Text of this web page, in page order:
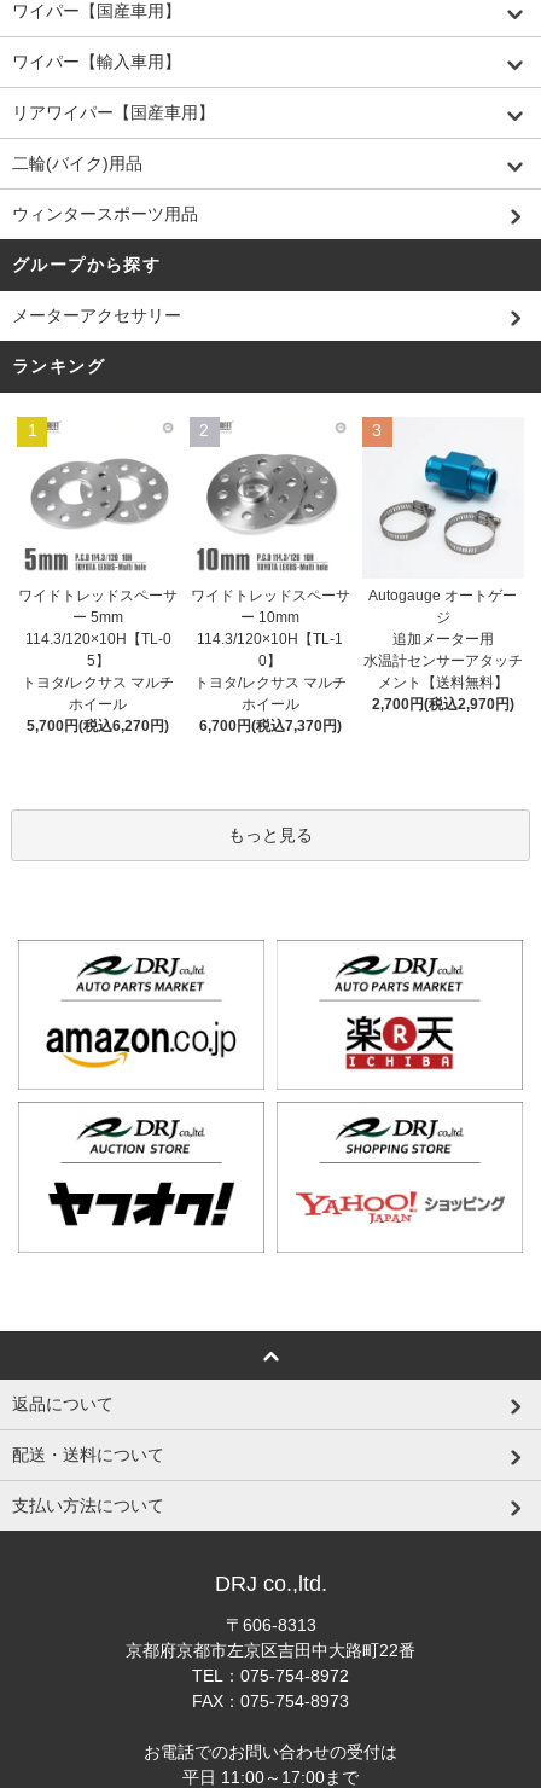
ワイパー【国産車用】
ワイパー【輸入車用】
リアワイパー【国産車用】
二輪(バイク)用品
ウィンタースポーツ用品
グループから探す
メーターアクセサリー
ランキング
1
ワイドトレッドスペーサ
ー 5mm
114.3/120×10H【TL-0
5】
トヨタ/レクサス マルチ
ホイール
5,700円(税込6,270円)
2
ワイドトレッドスペーサ
ー 10mm
114.3/120×10H【TL-1
0】
トヨタ/レクサス マルチ
ホイール
6,700円(税込7,370円)
3
Autogauge オートゲー
ジ
追加メーター用
水温計センサーアタッチ
メント【送料無料】
2,700円(税込2,970円)
もっと見る
返品について
配送・送料について
支払い方法について
DRJ co.,ltd.
〒606-8313
京都府京都市左京区吉田中大路町22番
TEL：075-754-8972
FAX：075-754-8973
お電話でのお問い合わせの受付は
平日 11:00～17:00まで